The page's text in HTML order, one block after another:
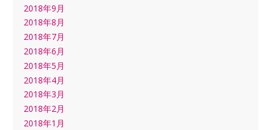
2018年9月
2018年8月
2018年7月
2018年6月
2018年5月
2018年4月
2018年3月
2018年2月
2018年1月